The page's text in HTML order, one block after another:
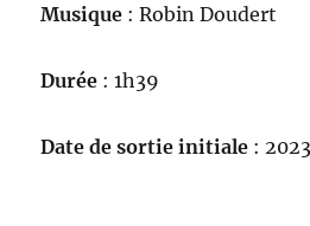
Musique : Robin Doudert
Durée : 1h39
Date de sortie initiale : 2023